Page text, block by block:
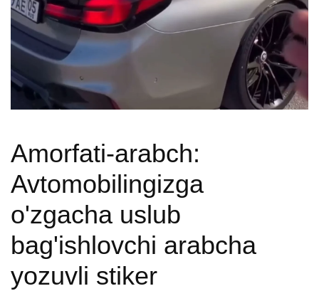
Amorfati-arabch:
Avtomobilingizga
o'zgacha uslub
bag'ishlovchi arabcha
yozuvli stiker